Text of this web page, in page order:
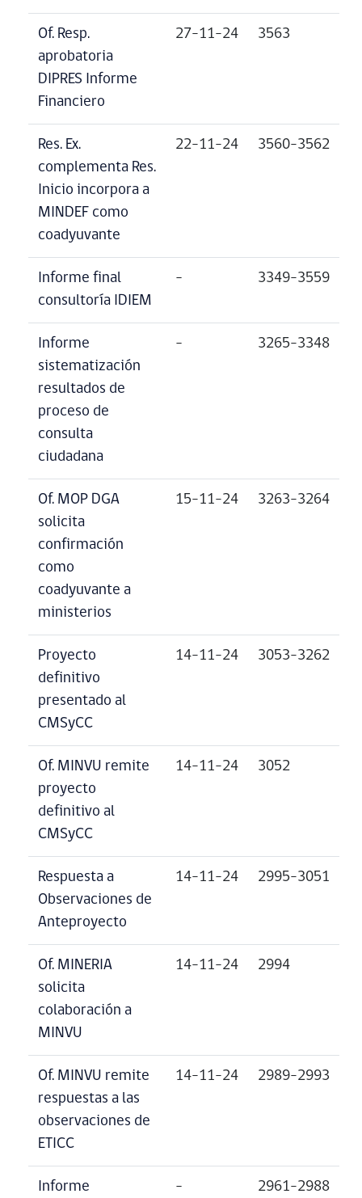
Of. Resp.
aprobatoria
DIPRES Informe
Financiero
27-11-24 3563
Res. Ex.
complementa Res.
Inicio incorpora a
MINDEF como
coadyuvante
22-11-24 3560-3562
Informe final
consultoría IDIEM
– 3349-3559
Informe
sistematización
resultados de
proceso de
consulta
ciudadana
– 3265-3348
Of. MOP DGA
solicita
confirmación
como
coadyuvante a
ministerios
15-11-24 3263-3264
Proyecto
definitivo
presentado al
CMSyCC
14-11-24 3053-3262
Of. MINVU remite
proyecto
definitivo al
CMSyCC
14-11-24 3052
Respuesta a
Observaciones de
Anteproyecto
14-11-24 2995-3051
Of. MINERIA
solicita
colaboración a
MINVU
14-11-24 2994
Of. MINVU remite
respuestas a las
observaciones de
ETICC
14-11-24 2989-2993
Informe – 2961-2988